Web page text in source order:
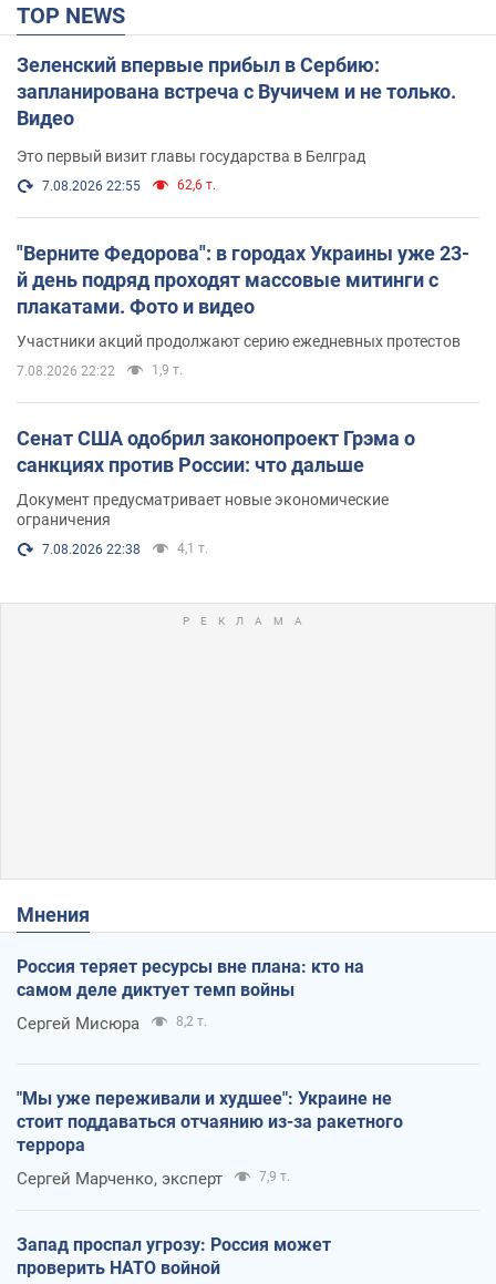
TOP NEWS
Зеленский впервые прибыл в Сербию:
запланирована встреча с Вучичем и не только.
Видео
Это первый визит главы государства в Белград
7.08.2026 22:55 62,6 т.
"Верните Федорова": в городах Украины уже 23-
й день подряд проходят массовые митинги с
плакатами. Фото и видео
Участники акций продолжают серию ежедневных протестов
7.08.2026 22:22 1,9 т.
Сенат США одобрил законопроект Грэма о
санкциях против России: что дальше
Документ предусматривает новые экономические
ограничения
7.08.2026 22:38 4,1 т.
Мнения
Россия теряет ресурсы вне плана: кто на
самом деле диктует темп войны
Сергей Мисюра 8,2 т.
"Мы уже переживали и худшее": Украине не
стоит поддаваться отчаянию из-за ракетного
террора
Сергей Марченко, эксперт 7,9 т.
Запад проспал угрозу: Россия может
проверить НАТО войной